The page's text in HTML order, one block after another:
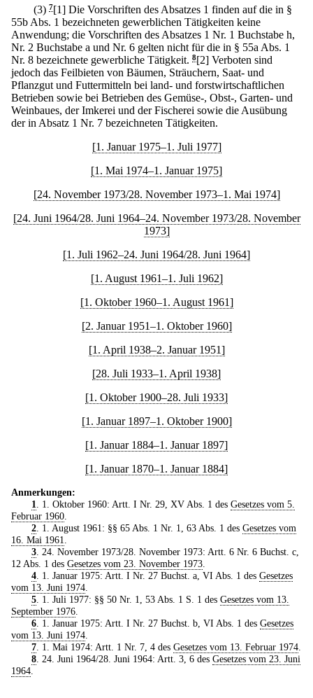
(3) 7[1] Die Vorschriften des Absatzes 1 finden auf die in §
55b Abs. 1 bezeichneten gewerblichen Tätigkeiten keine
Anwendung; die Vorschriften des Absatzes 1 Nr. 1 Buchstabe h,
Nr. 2 Buchstabe a und Nr. 6 gelten nicht für die in § 55a Abs. 1
Nr. 8 bezeichnete gewerbliche Tätigkeit. 8[2] Verboten sind
jedoch das Feilbieten von Bäumen, Sträuchern, Saat- und
Pflanzgut und Futtermitteln bei land- und forstwirtschaftlichen
Betrieben sowie bei Betrieben des Gemüse-, Obst-, Garten- und
Weinbaues, der Imkerei und der Fischerei sowie die Ausübung
der in Absatz 1 Nr. 7 bezeichneten Tätigkeiten.
[1. Januar 1975–1. Juli 1977]
[1. Mai 1974–1. Januar 1975]
[24. November 1973/28. November 1973–1. Mai 1974]
[24. Juni 1964/28. Juni 1964–24. November 1973/28. November
1973]
[1. Juli 1962–24. Juni 1964/28. Juni 1964]
[1. August 1961–1. Juli 1962]
[1. Oktober 1960–1. August 1961]
[2. Januar 1951–1. Oktober 1960]
[1. April 1938–2. Januar 1951]
[28. Juli 1933–1. April 1938]
[1. Oktober 1900–28. Juli 1933]
[1. Januar 1897–1. Oktober 1900]
[1. Januar 1884–1. Januar 1897]
[1. Januar 1870–1. Januar 1884]
Anmerkungen:
1
. 1. Oktober 1960: Artt. I Nr. 29, XV Abs. 1 des Gesetzes vom 5.
Februar 1960
2. 1. August 1961: §§ 65 Abs. 1 Nr. 1, 63 Abs. 1 des Gesetzes vom
16. Mai 1961
3. 24. November 1973/28. November 1973: Artt. 6 Nr. 6 Buchst. c,
12 Abs. 1 des Gesetzes vom 23. November 1973
4. 1. Januar 1975: Artt. I Nr. 27 Buchst. a, VI Abs. 1 des Gesetzes
vom 13. Juni 1974
5. 1. Juli 1977: §§ 50 Nr. 1, 53 Abs. 1 S. 1 des Gesetzes vom 13.
September 1976
6. 1. Januar 1975: Artt. I Nr. 27 Buchst. b, VI Abs. 1 des Gesetzes
vom 13. Juni 1974
7. 1. Mai 1974: Artt. 1 Nr. 7, 4 des Gesetzes vom 13. Februar 1974.
8. 24. Juni 1964/28. Juni 1964: Artt. 3, 6 des Gesetzes vom 23. Juni
1964